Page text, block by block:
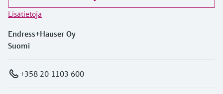
Lisätietoja
Endress+Hauser Oy
Suomi
+358 20 1103 600